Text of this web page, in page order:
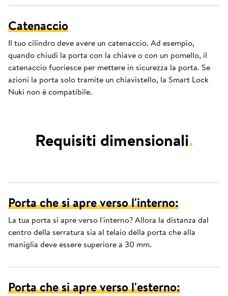
Catenaccio
Il tuo cilindro deve avere un catenaccio. Ad esempio,
quando chiudi la porta con la chiave o con un pomello, il
catenaccio fuoriesce per mettere in sicurezza la porta. Se
azioni la porta solo tramite un chiavistello, la Smart Lock
Nuki non è compatibile.
Requisiti dimensionali.
Porta che si apre verso l'interno:
La tua porta si apre verso l'interno? Allora la distanza dal
centro della serratura sia al telaio della porta che alla
maniglia deve essere superiore a 30 mm.
Porta che si apre verso l'esterno: